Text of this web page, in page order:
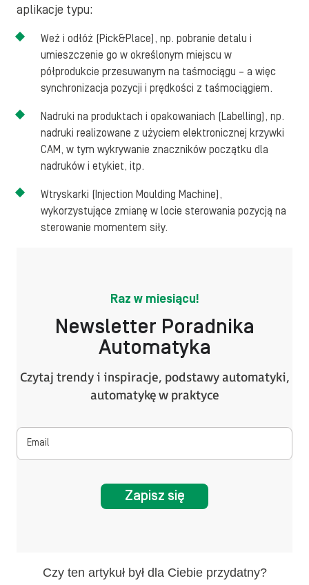
aplikacje typu:
Weź i odłóż (Pick&Place), np. pobranie detalu i
umieszczenie go w określonym miejscu w
półprodukcie przesuwanym na taśmociągu – a więc
synchronizacja pozycji i prędkości z taśmociągiem.
Nadruki na produktach i opakowaniach (Labelling), np.
nadruki realizowane z użyciem elektronicznej krzywki
CAM, w tym wykrywanie znaczników początku dla
nadruków i etykiet, itp.
Wtryskarki (Injection Moulding Machine),
wykorzystujące zmianę w locie sterowania pozycją na
sterowanie momentem siły.
Raz w miesiącu!
Newsletter Poradnika
Automatyka
Czytaj trendy i inspiracje, podstawy automatyki,
automatykę w praktyce
Zapisz się
Czy ten artykuł był dla Ciebie przydatny?